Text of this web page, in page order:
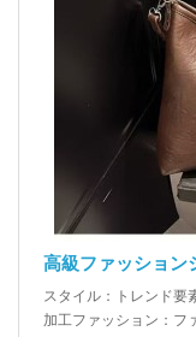
高級ファッショ
スタイル：トレンド要
加工ファッション：フ